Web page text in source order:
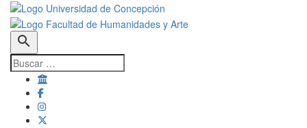
search